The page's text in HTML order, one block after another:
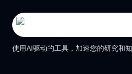
使用AI驱动的工具，加速您的研究和